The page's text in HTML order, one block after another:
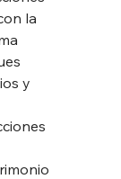
la
y